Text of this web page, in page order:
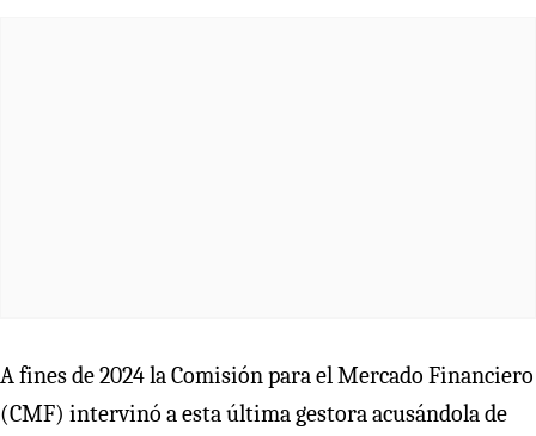
A fines de 2024 la Comisión para el Mercado Financiero
(CMF) intervinó a esta última gestora acusándola de